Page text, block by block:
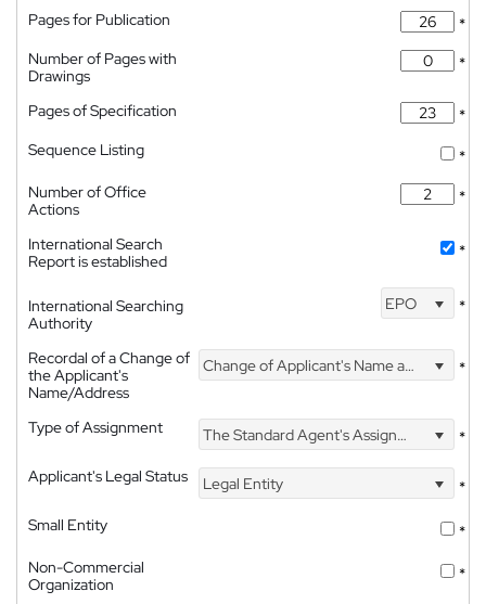
Pages for Publication
*
Number of Pages with
Drawings
*
Pages of Specification
*
Sequence Listing
*
Number of Office
Actions
*
International Search
Report is established
*
International Searching
Authority
EPO *
Recordal of a Change of
the Applicant's
Name/Address
Change of Applicant's Name and Address *
Type of Assignment The Standard Agent's Assignment
*
Applicant's Legal Status
Legal Entity
*
Small Entity
*
Non-Commercial
Organization
*